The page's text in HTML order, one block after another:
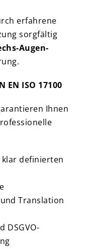
erfahrene
sorgfältig
Augen-
ISO 17100
Ihnen
definierten
Translation
DSGVO-